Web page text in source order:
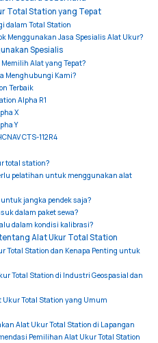
Total Station yang Tepat
dalam Total Station
Menggunakan Jasa Spesialis Alat Ukur?
Spesialis
Alat yang Tepat?
Menghubungi Kami?
Terbaik
Alpha R1
X
Y
CTS-112R4
total station?
pelatihan untuk menggunakan alat
jangka pendek saja?
dalam paket sewa?
dalam kondisi kalibrasi?
Alat Ukur Total Station
Total Station dan Kenapa Penting untuk
Total Station di Industri Geospasial dan
Ukur Total Station yang Umum
Alat Ukur Total Station di Lapangan
Pemilihan Alat Ukur Total Station